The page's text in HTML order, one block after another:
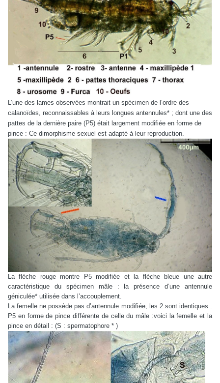
L’une des lames observées montrait un spécimen de l’ordre des
calanoïdes, reconnaissables à leurs longues antennules* ; dont une des
pattes de la dernière paire (P5) était largement modifiée en forme de
pince : Ce dimorphisme sexuel est adapté à leur reproduction.
La flèche rouge montre P5 modifiée et la flèche bleue une autre
caractéristique du spécimen mâle : la présence d’une antennule
géniculée* utilisée dans l’accouplement.
La femelle ne possède pas d’antennule modifiée, les 2 sont identiques .
P5 en forme de pince différente de celle du mâle :voici la femelle et la
pince en détail : (S : spermatophore * )